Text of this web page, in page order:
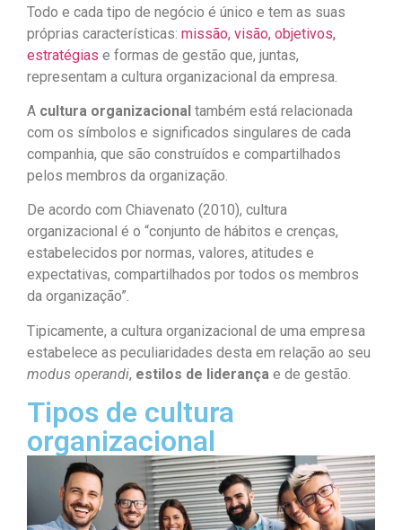
Todo e cada tipo de negócio é único e tem as suas
próprias características: missão, visão, objetivos,
estratégias e formas de gestão que, juntas,
representam a cultura organizacional da empresa.
A cultura organizacional também está relacionada
com os símbolos e significados singulares de cada
companhia, que são construídos e compartilhados
pelos membros da organização.
De acordo com Chiavenato (2010), cultura
organizacional é o “conjunto de hábitos e crenças,
estabelecidos por normas, valores, atitudes e
expectativas, compartilhados por todos os membros
da organização”.
Tipicamente, a cultura organizacional de uma empresa
estabelece as peculiaridades desta em relação ao seu
modus operandi, estilos de liderança e de gestão.
Tipos de cultura
organizacional